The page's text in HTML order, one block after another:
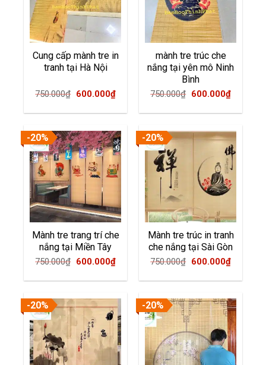
Cung cấp mành tre in
tranh tại Hà Nội
750.000₫ Original
750.000₫.
600.000₫Current
600.000₫.
mành tre trúc che
nắng tại yên mô Ninh
Bình
750.000₫ Original
750.000₫.
600.000₫Current
-20%
Mành tre trang trí che
nắng tại Miền Tây
750.000₫ Original
750.000₫.
600.000₫Current
600.000₫.
-20%
Mành tre trúc in tranh
che nắng tại Sài Gòn
750.000₫ Original
750.000₫.
600.000₫Current
-20% -20%